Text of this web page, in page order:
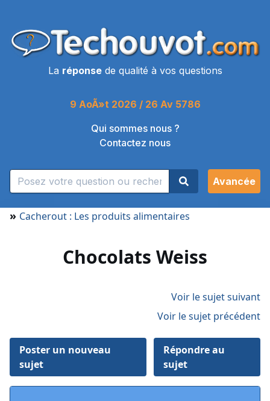
La réponsede qualité à vos questions
9 AoÃ»t 2026 / 26 Av 5786
Qui sommes nous ?
Contactez nous
Avancée
» Cacherout : Les produits alimentaires
Chocolats Weiss
Voir le sujet suivant
Voir le sujet précédent
Poster un nouveau
sujet
Répondre au
sujet